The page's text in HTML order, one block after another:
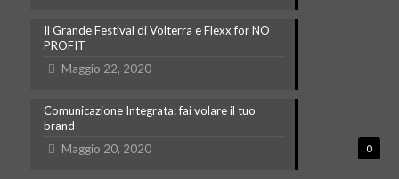
Il Grande Festival di Volterra e Flexx for NO
PROFIT
Maggio 22, 2020
0
Comunicazione Integrata: fai volare il tuo
brand
Maggio 20, 2020